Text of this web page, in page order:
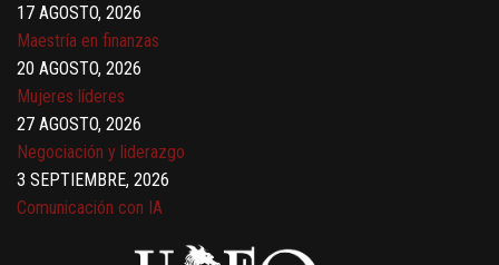
17 AGOSTO, 2026
Maestría en finanzas
20 AGOSTO, 2026
Mujeres líderes
27 AGOSTO, 2026
Negociación y liderazgo
3 SEPTIEMBRE, 2026
Comunicación con IA